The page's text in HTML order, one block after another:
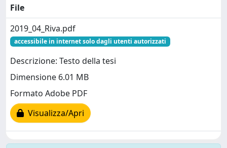
File
2019_04_Riva.pdf
accessibile in internet solo dagli utenti autorizzati
Descrizione: Testo della tesi
Dimensione 6.01 MB
Formato Adobe PDF
Visualizza/Apri